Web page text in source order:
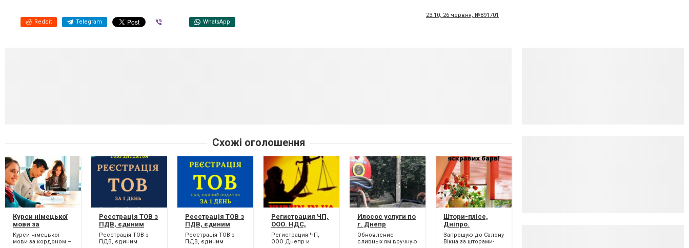
Reddit Telegram WhatsApp
23:10, 26 червня, №891701
Схожі оголошення
Курси німецької
мови за
кордоном
Курси німецької
мови за кордоном –
Реєстрація ТОВ з
ПДВ, єдиним
податком.
Реєстрація ТОВ з
ПДВ, єдиним
Реєстрація ТОВ з
ПДВ, єдиним
податком (
Недорого )
Реєстрація ТОВ з
ПДВ, єдиним
Регистрация ЧП,
ООО. НДС,
единый
(недорого)
Регистрация ЧП,
ООО Днепр и
Илосос услуги по
г. Днепр
Обновление
сливных ям вручную
Штори-плісе,
Дніпро.
Запрошую до Салону
Вікна за шторами-